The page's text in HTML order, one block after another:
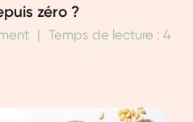
zéro ?
Temps de lecture : 4